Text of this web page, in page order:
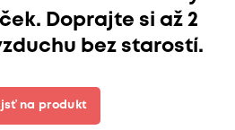
Overená účinnosť.